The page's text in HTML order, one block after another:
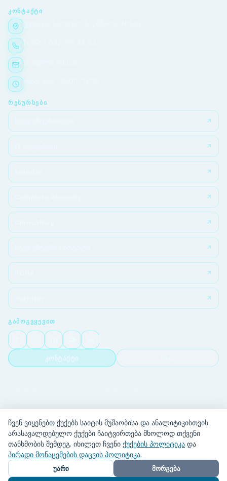
ᲙᲝᲜᲢᲐᲥᲢᲘ
ᲠᲔᲡᲣᲠᲡᲔᲑᲘ
ᲒᲐᲛᲝᲒᲕᲧᲔᲕᲘᲗ
კონტაქტი
ჩვენ ვიყენებთ ქუქებს საიტის მუშაობისა და ანალიტიკისთვის.
არასავალდებულო ქუქები ჩაიტვირთება მხოლოდ თქვენი
თანხმობის შემდეგ. იხილეთ ჩვენი ქუქების პოლიტიკა და
პირადი მონაცემების დაცვის პოლიტიკა.
უარი მორგება